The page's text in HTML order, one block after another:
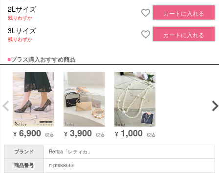
2Lサイズ
残りわずか
カートに入れる
3Lサイズ
残りわずか
カートに入れる
■プラス購入おすすめ商品
¥ 6,900 税込 ¥ 3,900 税込 ¥ 1,000 税込
ブランド
Retica「レティカ」
商品番号
rt-pts88669